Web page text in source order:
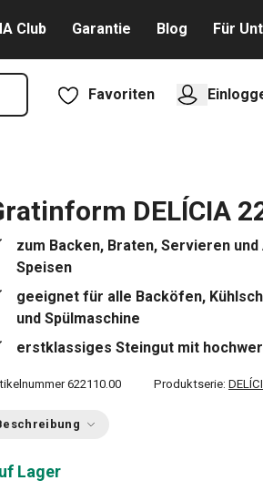
Club Garantie Blog Für
Favoriten
DELÍCIA
zum Backen, Braten, Servieren
Speisen
geeignet für alle Backöfen,
und Spülmaschine
erstklassiges Steingut mit
622110.00 Produktserie:
Lager